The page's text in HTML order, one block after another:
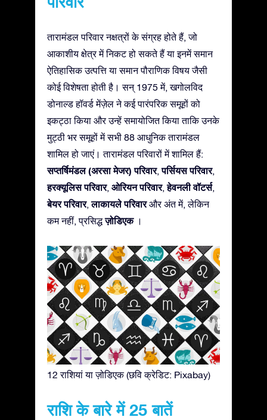
तारामंडल परिवार नक्षत्रों के संग्रह होते हैं, जो
आकाशीय क्षेत्र में निकट हो सकते हैं या इनमें समान
ऐतिहासिक उत्पत्ति या समान पौराणिक विषय जैसी
कोई विशेषता होती है। सन् 1975 में, खगोलविद
डोनाल्ड हॉवर्ड मेंज़ेल ने कई पारंपरिक समूहों को
इकट्ठा किया और उन्हें समायोजित किया ताकि उनके
मुट्ठी भर समूहों में सभी 88 आधुनिक तारामंडल
शामिल हो जाएं। तारामंडल परिवारों में शामिल हैं:
सप्तर्षिमंडल (अरसा मेजर) परिवार,पर्सियस परिवार,
हरक्यूलिस परिवार, ओरियन परिवार,हेवनली वॉटर्स,
बेयर परिवार,लाकायले परिवारऔर अंत में, लेकिन
कम नहीं, प्रसिद्धज़ोडिएक ।
12 राशियां या ज़ोडिएक (छवि क्रेडिट: Pixabay)
राशि के बारे में 25 बातें